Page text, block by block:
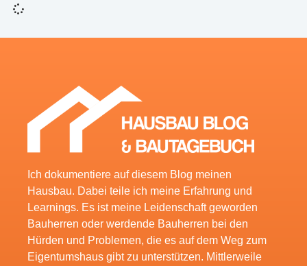
Ich dokumentiere auf diesem Blog meinen
Hausbau. Dabei teile ich meine Erfahrung und
Learnings. Es ist meine Leidenschaft geworden
Bauherren oder werdende Bauherren bei den
Hürden und Problemen, die es auf dem Weg zum
Eigentumshaus gibt zu unterstützen. Mittlerweile